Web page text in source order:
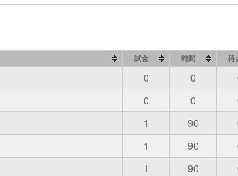
試合 時間 得
0 0
0 0
1 90
1 90
1 90